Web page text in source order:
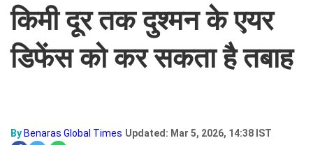
किमी दूर तक दुश्मन के एयर
डिफेंस को कर सकता है तबाह
By Benaras Global Times Updated: Mar 5, 2026, 14:38 IST